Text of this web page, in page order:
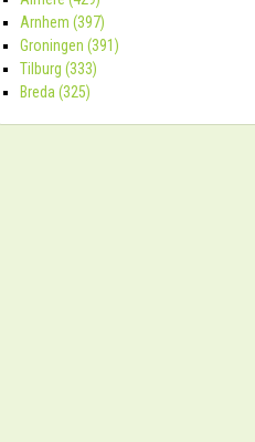
Arnhem (397)
Groningen (391)
Tilburg (333)
Breda (325)